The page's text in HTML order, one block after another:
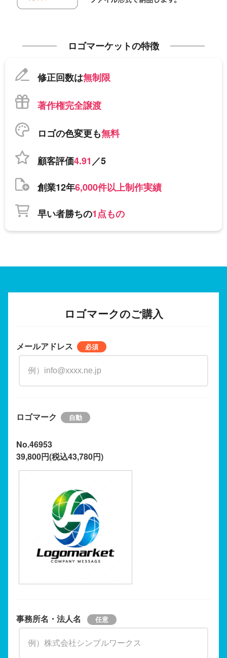
ロゴマーケットの特徴
修正回数は無制限
著作権完全譲渡
ロゴの色変更も無料
顧客評価4.91／5
創業12年6,000件以上制作実績
早い者勝ちの1点もの
ロゴマークのご購入
メールアドレス
ロゴマーク
No.46953
39,800円(税込43,780円)
事務所名・法人名